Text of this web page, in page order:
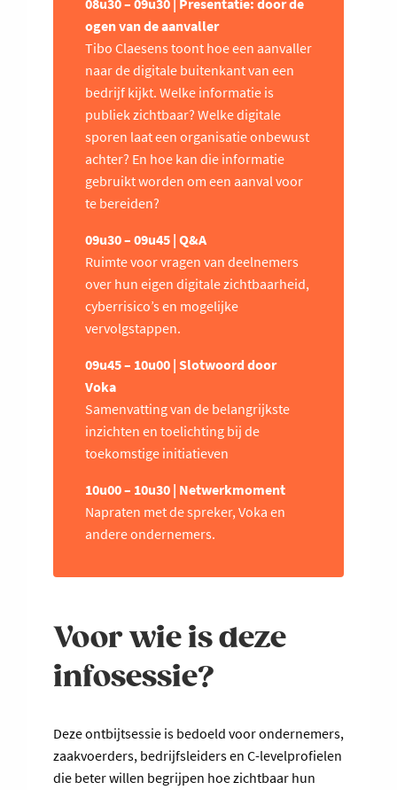
08u30 – 09u30 | Presentatie: door de
ogen van de aanvaller
Tibo Claesens toont hoe een aanvaller
naar de digitale buitenkant van een
bedrijf kijkt. Welke informatie is
publiek zichtbaar? Welke digitale
sporen laat een organisatie onbewust
achter? En hoe kan die informatie
gebruikt worden om een aanval voor
te bereiden?
09u30 – 09u45 | Q&A
Ruimte voor vragen van deelnemers
over hun eigen digitale zichtbaarheid,
cyberrisico’s en mogelijke
vervolgstappen.
09u45 – 10u00 | Slotwoord door
Voka
Samenvatting van de belangrijkste
inzichten en toelichting bij de
toekomstige initiatieven
10u00 – 10u30 | Netwerkmoment
Napraten met de spreker, Voka en
andere ondernemers.
Voor wie is deze
infosessie?
Deze ontbijtsessie is bedoeld voor ondernemers,
zaakvoerders, bedrijfsleiders en C-levelprofielen
die beter willen begrijpen hoe zichtbaar hun